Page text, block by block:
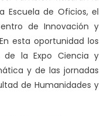
Escuela de Oficios, el
de Innovación y
esta oportunidad los
de la Expo Ciencia y
y de las jornadas
de Humanidades y